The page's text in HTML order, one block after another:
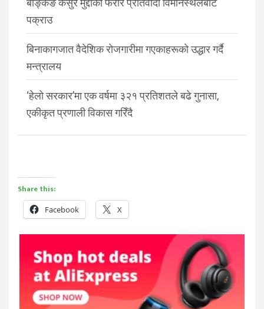
बैङ्किङ कसुर मुद्दाका फरार प्रतिवादी विमानस्थलबाट
पक्राउ
बिनाकागजात वैदेशिक रोजगारीमा गएकाहरूको उद्धार गर्दै
मन्त्रालय
‘हेलो सरकार’मा एक वर्षमा ३२१ प्रतिशतले बढे गुनासा,
एकीकृत प्रणाली विकास गरिँदै
Share this:
Facebook X